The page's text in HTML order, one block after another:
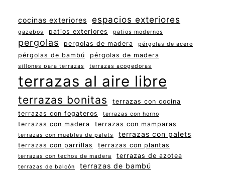
cocinas exteriores espacios exteriores
gazebos patios exteriores patios modernos
pergolas pergolas de madera pérgolas de acero
pérgolas de bambú pérgolas de madera
sillones para terrazas terrazas acogedoras
terrazas al aire libre
terrazas bonitas
terrazas con cocina
terrazas con fogateros
terrazas con horno
terrazas con madera terrazas con mamparas
terrazas con muebles de palets terrazas con palets
terrazas con parrillas terrazas con plantas
terrazas con techos de madera terrazas de azotea
terrazas de balcón
terrazas de bambú